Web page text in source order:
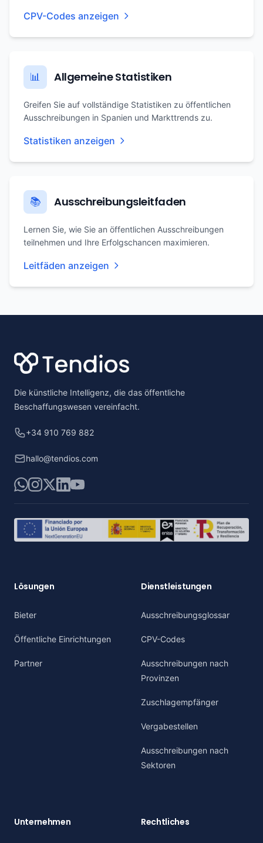
CPV-Codes anzeigen
📊 Allgemeine Statistiken
Greifen Sie auf vollständige Statistiken zu öffentlichen
Ausschreibungen in Spanien und Markttrends zu.
Statistiken anzeigen
📚 Ausschreibungsleitfaden
Lernen Sie, wie Sie an öffentlichen Ausschreibungen
teilnehmen und Ihre Erfolgschancen maximieren.
Leitfäden anzeigen
Die künstliche Intelligenz, die das öffentliche
Beschaffungswesen vereinfacht.
+34 910 769 882
hallo@tendios.com
WhatsApp
Instagram
X LinkedIn
YouTube
Lösungen
Bieter
Öffentliche Einrichtungen
Partner
Dienstleistungen
Ausschreibungsglossar
CPV-Codes
Ausschreibungen nach
Provinzen
Zuschlagempfänger
Vergabestellen
Ausschreibungen nach
Sektoren
Unternehmen Rechtliches